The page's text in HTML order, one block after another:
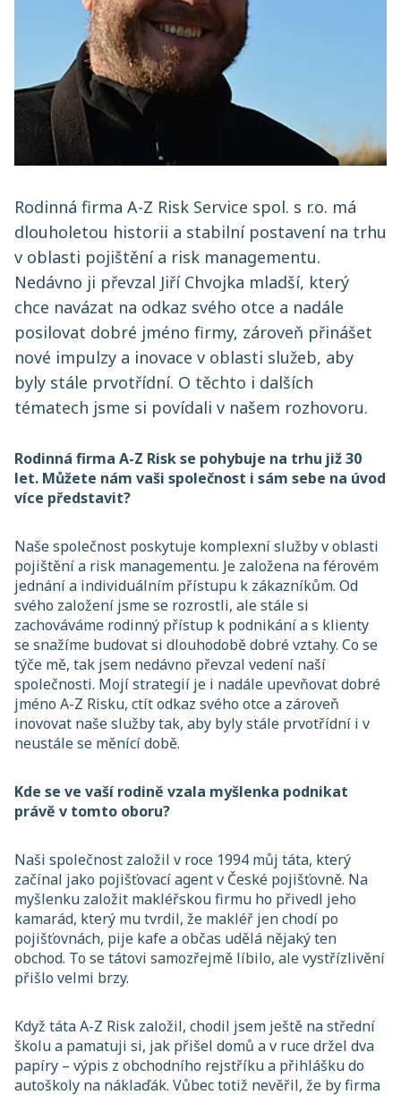
Rodinná firma A-Z Risk Service spol. s r.o. má
dlouholetou historii a stabilní postavení na trhu
v oblasti pojištění a risk managementu.
Nedávno ji převzal Jiří Chvojka mladší, který
chce navázat na odkaz svého otce a nadále
posilovat dobré jméno firmy, zároveň přinášet
nové impulzy a inovace v oblasti služeb, aby
byly stále prvotřídní. O těchto i dalších
tématech jsme si povídali v našem rozhovoru.
Rodinná firma A-Z Risk se pohybuje na trhu již 30
let. Můžete nám vaši společnost i sám sebe na úvod
více představit?
Naše společnost poskytuje komplexní služby v oblasti
pojištění a risk managementu. Je založena na férovém
jednání a individuálním přístupu k zákazníkům. Od
svého založení jsme se rozrostli, ale stále si
zachováváme rodinný přístup k podnikání a s klienty
se snažíme budovat si dlouhodobě dobré vztahy. Co se
týče mě, tak jsem nedávno převzal vedení naší
společnosti. Mojí strategií je i nadále upevňovat dobré
jméno A-Z Risku, ctít odkaz svého otce a zároveň
inovovat naše služby tak, aby byly stále prvotřídní i v
neustále se měnící době.
Kde se ve vaší rodině vzala myšlenka podnikat
právě v tomto oboru?
Naši společnost založil v roce 1994 můj táta, který
začínal jako pojišťovací agent v České pojišťovně. Na
myšlenku založit makléřskou firmu ho přivedl jeho
kamarád, který mu tvrdil, že makléř jen chodí po
pojišťovnách, pije kafe a občas udělá nějaký ten
obchod. To se tátovi samozřejmě líbilo, ale vystřízlivění
přišlo velmi brzy.
Když táta A-Z Risk založil, chodil jsem ještě na střední
školu a pamatuji si, jak přišel domů a v ruce držel dva
papíry – výpis z obchodního rejstříku a přihlášku do
autoškoly na náklaďák. Vůbec totiž nevěřil, že by firma